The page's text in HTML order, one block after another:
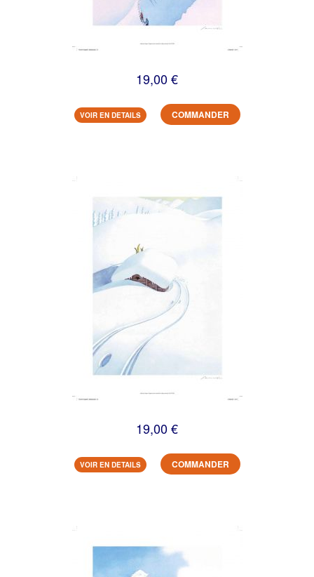
19,00 €
VOIR EN DETAILS COMMANDER
19,00 €
VOIR EN DETAILS COMMANDER